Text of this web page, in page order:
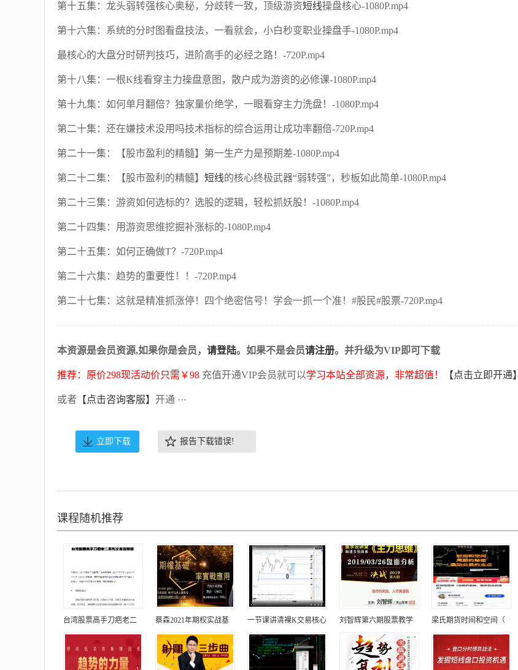
第十五集：龙头弱转强核心奥秘，分歧转一致，顶级游资短线操盘核心-1080P.mp4
第十六集：系统的分时图看盘技法，一看就会，小白秒变职业操盘手-1080P.mp4
最核心的大盘分时研判技巧，进阶高手的必经之路！-720P.mp4
第十八集：一根K线看穿主力操盘意图，散户成为游资的必修课-1080P.mp4
第十九集：如何单月翻倍？独家量价绝学，一眼看穿主力洗盘！-1080P.mp4
第二十集：还在嫌技术没用吗技术指标的综合运用让成功率翻倍-720P.mp4
第二十一集：【股市盈利的精髓】第一生产力是预期差-1080P.mp4
第二十二集：【股市盈利的精髓】 短线的核心终极武器“弱转强”，秒板如此简单-1080P.mp4
第二十三集：游资如何选标的？选股的逻辑，轻松抓妖股！-1080P.mp4
第二十四集：用游资思维挖掘补涨标的-1080P.mp4
第二十五集：如何正确做T？-720P.mp4
第二十六集：趋势的重要性！！-720P.mp4
第二十七集：这就是精准抓涨停！四个绝密信号！学会一抓一个准！#股民#股票-720P.mp4
本资源是会员资源,如果你是会员， 请登陆。如果不是会员请注册。并升级为VIP即可下载
推荐：原价298现活动价只需￥98 充值开通VIP会员就可以学习本站全部资源，非常超值！ 【点击立即开通】
或者 【点击咨询客服】 开通 ···
立即下载 报告下载错误!
课程随机推荐
台湾股票高手刀疤老二 蔡森2021年期权实战基 一节课讲清裸K交易核心 刘智辉第六期股票教学 梁氏期货时间和空间（